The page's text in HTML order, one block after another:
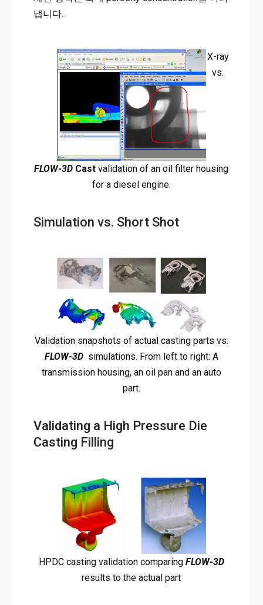
냅니다.
X-ray
vs.
FLOW-3D Cast validation of an oil filter housing
for a diesel engine.
Simulation vs. Short Shot
Validation snapshots of actual casting parts vs.
FLOW-3D simulations. From left to right: A
transmission housing, an oil pan and an auto
part.
Validating a High Pressure Die
Casting Filling
HPDC casting validation comparing FLOW-3D
results to the actual part